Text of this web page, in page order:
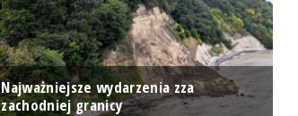
Najważniejsze wydarzenia zza
zachodniej granicy